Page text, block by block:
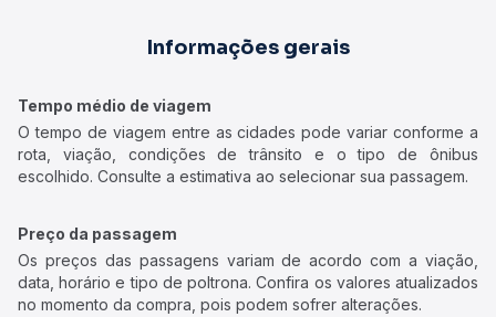
Informações gerais
Tempo médio de viagem
O tempo de viagem entre as cidades pode variar conforme a
rota, viação, condições de trânsito e o tipo de ônibus
escolhido. Consulte a estimativa ao selecionar sua passagem.
Preço da passagem
Os preços das passagens variam de acordo com a viação,
data, horário e tipo de poltrona. Confira os valores atualizados
no momento da compra, pois podem sofrer alterações.